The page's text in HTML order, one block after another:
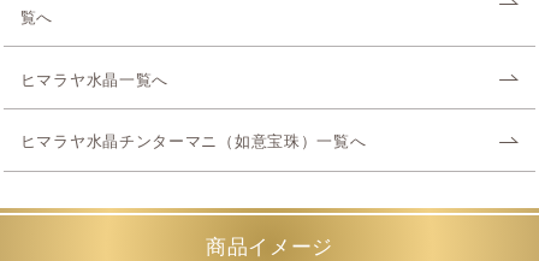
覧へ
ヒマラヤ水晶一覧へ
ヒマラヤ水晶チンターマニ（如意宝珠）一覧へ
商品イメージ